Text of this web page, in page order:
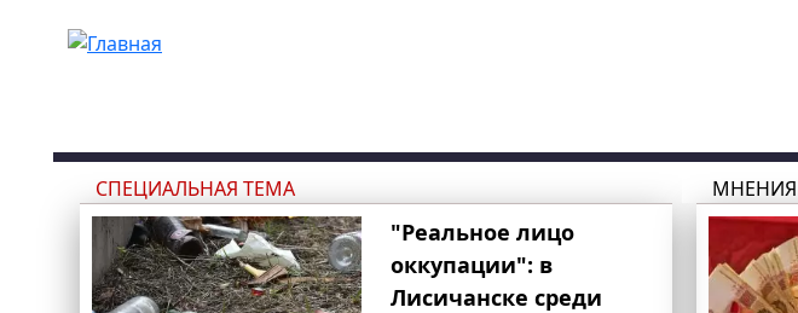
СПЕЦИАЛЬНАЯ ТЕМА
"Реальное лицо
оккупации": в
Лисичанске среди
МНЕНИЯ